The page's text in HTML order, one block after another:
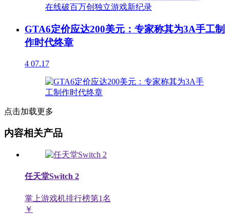
GTA6定价应达200美元：专家称其为3A手工制
作时代终章
4 07.17
点击加载更多
内容相关产品
任天堂Switch 2
掌上游戏机排行榜第1名
￥